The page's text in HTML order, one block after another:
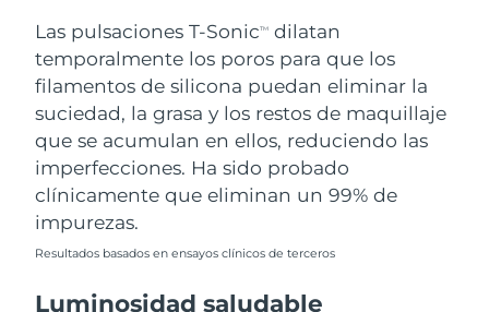
Las pulsaciones T-SonicTM
dilatan
temporalmente los poros para que los
filamentos de silicona puedan eliminar la
suciedad, la grasa y los restos de maquillaje
que se acumulan en ellos, reduciendo las
imperfecciones. Ha sido probado
clínicamente que eliminan un 99% de
impurezas.
Resultados basados en ensayos clínicos de terceros
Luminosidad saludable
Puerto Rico Entrega prevista
Catar Entrega prevista
Reunión Entrega prevista8/15/26
Rumanía Entrega prevista
Rusia